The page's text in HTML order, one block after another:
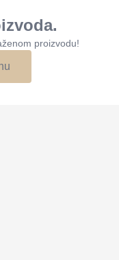
proizvodu!